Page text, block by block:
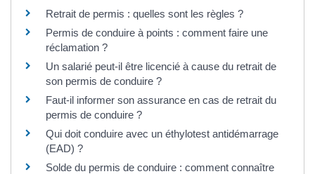
Retrait de permis : quelles sont les règles ?
Permis de conduire à points : comment faire une
réclamation ?
Un salarié peut-il être licencié à cause du retrait de
son permis de conduire ?
Faut-il informer son assurance en cas de retrait du
permis de conduire ?
Qui doit conduire avec un éthylotest antidémarrage
(EAD) ?
Solde du permis de conduire : comment connaître